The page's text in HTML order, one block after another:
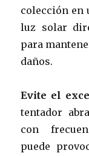
colección en
luz solar
para
daños.
Evite el
tentador
con
puede